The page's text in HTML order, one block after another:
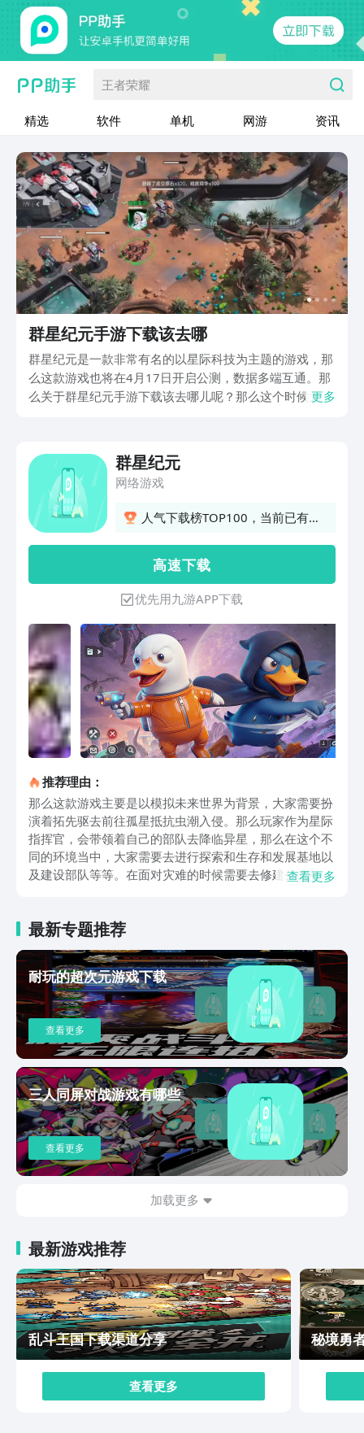
王者荣耀
精选 软件 单机 网游 资讯
群星纪元手游下载该去哪
群星纪元是一款非常有名的以星际科技为主题的游戏，那
么这款游戏也将在4月17日开启公测，数据多端互通。那
么关于群星纪元手游下载该去哪儿呢？那么这个时候大家
可以帮助大家可以更快的去进行上手游玩。
更多
群星纪元
网络游戏
人气下载榜TOP100，当前已有
高 速 下 载
优先用九游APP下载
推荐理由：
那么这款游戏主要是以模拟未来世界为背景，大家需要扮
演着拓先驱去前往孤星抵抗虫潮入侵。那么玩家作为星际
指挥官，会带领着自己的部队去降临异星，那么在这个不
同的环境当中，大家需要去进行探索和生存和发展基地以
及建设部队等等。在面对灾难的时候需要去修建公式和调
通过自己的走位等各种操作去实现各种操作。而且玩家可
以单人或者是联盟多人挑战丰富多样的虫族boss，这样就
可以收获到海量的资源。而且可以进入不同的赛季星球，
这样就可以面临着不同的规则和敌人怪物。并且游戏当中
各种丰富的社交功能，大家可以与其他玩家一起进行作
战，共同去规划各种联盟发展方向。我在游戏当中玩家的
英雄只要打到40级之前就可以随时重置经验，但还不会消
耗任何的资源。如果大家没有抽到合适的核心卡，就可以
随意的去提升英雄的等级，这样就可以先完成任务再重新
培养英雄。而且每日都会有实力悬赏的任务，大家只要完
成这些任务，就可以获得大量的英雄经验和其他的资源。
以及关于各种基地建设和采集资源以及技能升级方面，大
家都可以根据对应的步骤去进行操作。所以这款游戏不管
是从它的玩法特点还是各种真实可以操作的rts战斗，都给
玩家带来了不一样的游戏体验感。所以如果大家对于这款
游戏感兴趣的话，也可以前往九游APP去进行下载预约，
查看更多
最新专题推荐
耐玩的超次元游戏下载
查看更多
三人同屏对战游戏有哪些
查看更多
加载更多
最新游戏推荐
乱斗王国下载渠道分享
查看更多
秘境勇